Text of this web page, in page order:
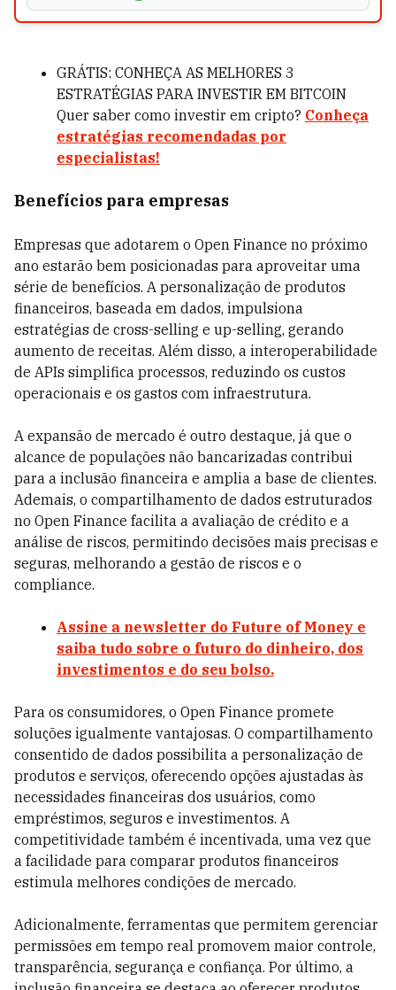
GRÁTIS: CONHEÇA AS MELHORES 3
ESTRATÉGIAS PARA INVESTIR EM BITCOIN
Quer saber como investir em cripto? Conheça
estratégias recomendadas por
especialistas!
Benefícios para empresas
Empresas que adotarem o Open Finance no próximo
ano estarão bem posicionadas para aproveitar uma
série de benefícios. A personalização de produtos
financeiros, baseada em dados, impulsiona
estratégias de cross-selling e up-selling, gerando
aumento de receitas. Além disso, a interoperabilidade
de APIs simplifica processos, reduzindo os custos
operacionais e os gastos com infraestrutura.
A expansão de mercado é outro destaque, já que o
alcance de populações não bancarizadas contribui
para a inclusão financeira e amplia a base de clientes.
Ademais, o compartilhamento de dados estruturados
no Open Finance facilita a avaliação de crédito e a
análise de riscos, permitindo decisões mais precisas e
seguras, melhorando a gestão de riscos e o
compliance.
Assine a newsletter do Future of Money e
saiba tudo sobre o futuro do dinheiro, dos
investimentos e do seu bolso.
Para os consumidores, o Open Finance promete
soluções igualmente vantajosas. O compartilhamento
consentido de dados possibilita a personalização de
produtos e serviços, oferecendo opções ajustadas às
necessidades financeiras dos usuários, como
empréstimos, seguros e investimentos. A
competitividade também é incentivada, uma vez que
a facilidade para comparar produtos financeiros
estimula melhores condições de mercado.
Adicionalmente, ferramentas que permitem gerenciar
permissões em tempo real promovem maior controle,
transparência, segurança e confiança. Por último, a